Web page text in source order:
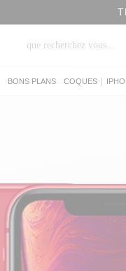
BONS PLANS COQUES